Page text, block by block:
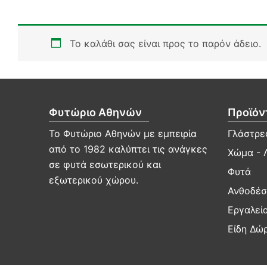
Το καλάθι σας είναι προς το παρόν άδειο.
Φυτώριο Αθηνών
Το Φυτώριο Αθηνών με εμπειρία
από το 1982 καλύπτει τις ανάγκες
σε φυτά εσωτερικού και
εξωτερικού χώρου.
Χώμα -
Φυτά
Είδη